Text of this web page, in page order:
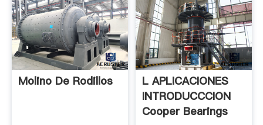
Molino De Rodillos
L APLICACIONES
INTRODUCCCION
Cooper Bearings